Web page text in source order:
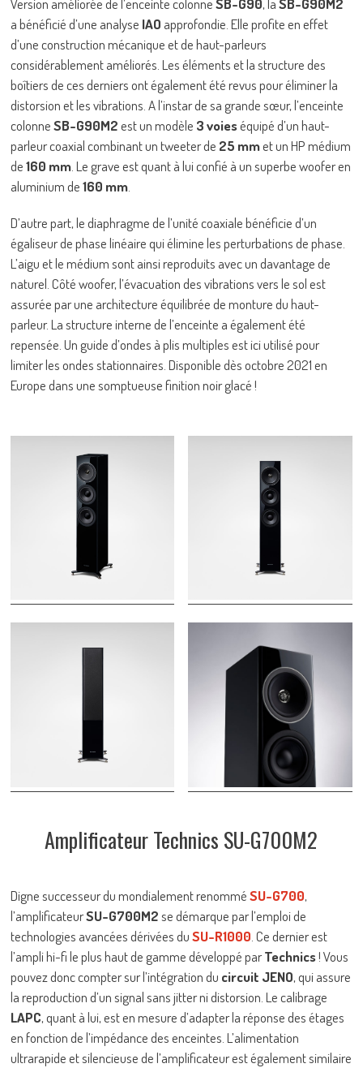
a bénéficié d’une analyse IAO approfondie. Elle profite en effet
d’une construction mécanique et de haut-parleurs
considérablement améliorés. Les éléments et la structure des
boîtiers de ces derniers ont également été revus pour éliminer la
distorsion et les vibrations. A l’instar de sa grande sœur, l’enceinte
colonneSB-G90M2est un modèle 3 voieséquipé d’un haut-
parleur coaxial combinant un tweeter de 25 mmet un HP médium
de160 mm . Le grave est quant à lui confié à un superbe woofer en
aluminium de160 mm
D’autre part, le diaphragme de l’unité coaxiale bénéficie d’un
égaliseur de phase linéaire qui élimine les perturbations de phase.
L’aigu et le médium sont ainsi reproduits avec un davantage de
naturel. Côté woofer, l’évacuation des vibrations vers le sol est
assurée par une architecture équilibrée de monture du haut-
parleur. La structure interne de l’enceinte a également été
repensée. Un guide d’ondes à plis multiples est ici utilisé pour
limiter les ondes stationnaires. Disponible dès octobre 2021 en
Europe dans une somptueuse finition noir glacé !
Amplificateur Technics SU-G700M2
Digne successeur du mondialement renomméSU-G700,
l’amplificateurSU-G700M2se démarque par l’emploi de
technologies avancées dérivées duSU-R1000. Ce dernier est
l’ampli hi-fi le plus haut de gamme développé parTechnics! Vous
pouvez donc compter sur l’intégration du circuit JENO, qui assure
la reproduction d’un signal sans jitter ni distorsion. Le calibrage
LAPC, quant à lui, est en mesure d’adapter la réponse des étages
en fonction de l’impédance des enceintes. L’alimentation
ultrarapide et silencieuse de l’amplificateur est également similaire